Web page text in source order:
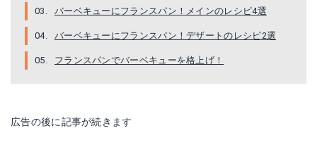
バーベキューにフランスパン！メインのレシピ4選
バーベキューにフランスパン！デザートのレシピ2選
フランスパンでバーベキューを格上げ！
広告の後に記事が続きます